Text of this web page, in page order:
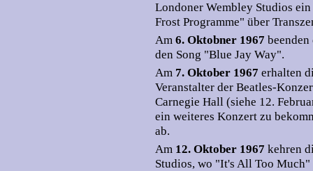
Londoner Wembley Studios
Frost Programme" über
Am 6. Oktobner 1967
den Song "Blue Jay Way".
Am 7. Oktober 1967 erhalten
Veranstalter der Beatles-
Carnegie Hall (siehe 12.
ein weiteres Konzert zu
ab.
Am 12. Oktober 1967 kehren
Studios, wo "It's All Too